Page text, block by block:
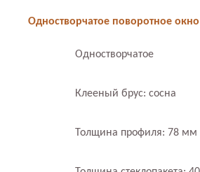
Одностворчатое поворотное
Одностворчатое
Клееный брус: сосна
Толщина профиля: 78 мм